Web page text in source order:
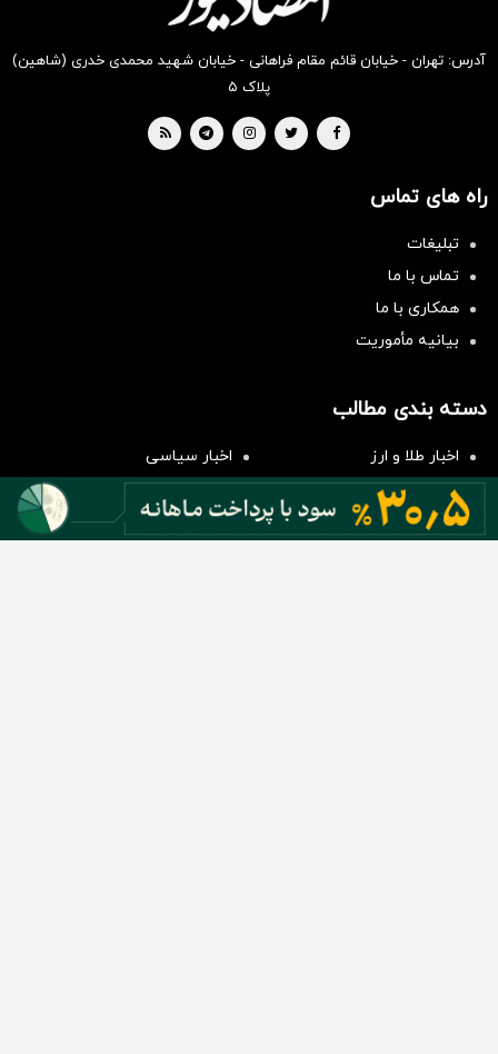
آدرس: تهران - خیابان قائم مقام فراهانی - خیابان شهید محمدی خدری (شاهین)
پلاک ۵
راه های تماس
تبلیغات
تماس با ما
همکاری با ما
بیانیه مأموریت
دسته بندی مطالب
اخبار طلا و ارز
اخبار سیاسی
اخبار بورس
اخبار مسکن
اخبار خودرو
اخبار تکنولوژی